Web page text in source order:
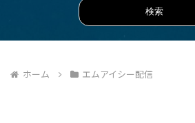
ホーム エムアイシー配信